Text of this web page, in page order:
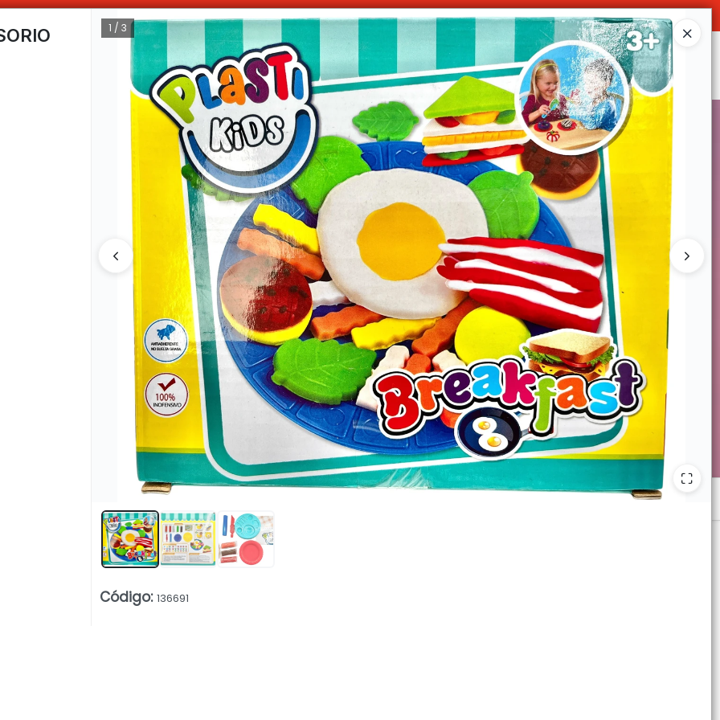
1 / 3
Código: 136691
SUPERIORES A $100.000 10% DE DESCUENTO ! SOLO EN EFECTIVO
Ingresar a la Tienda
CÓMO COMPRAR QUIÉNES SOMOS DECO & HOGAR CONTACTO
COMO LLEGAR